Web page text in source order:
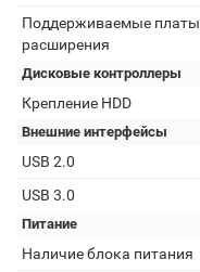
Поддерживаемые платы
расширения
Дисковые контроллеры
Крепление HDD
Внешние интерфейсы
USB 2.0
USB 3.0
Питание
Наличие блока питания